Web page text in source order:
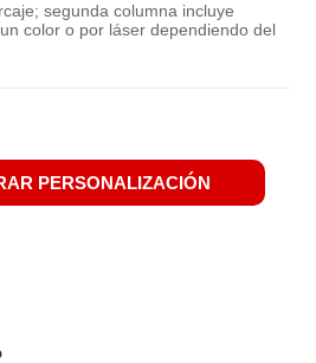
segunda columna incluye
color o por láser dependiendo del
PERSONALIZACIÓN